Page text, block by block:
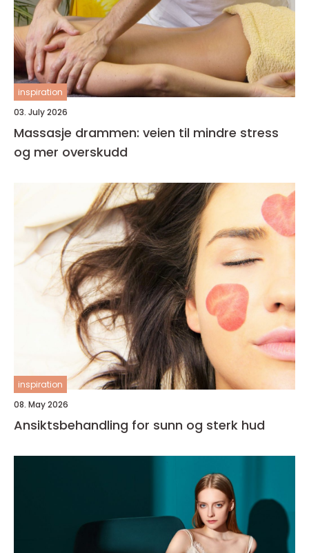
inspiration
03. July 2026
Massasje drammen: veien til mindre stress
og mer overskudd
inspiration
08. May 2026
Ansiktsbehandling for sunn og sterk hud